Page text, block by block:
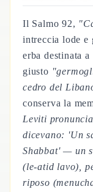
Il Salmo 92,
intreccia lode e
erba destinata
giusto
cedro del
conserva la
Leviti
dicevano: 'Un
Shabbat' — un
(le-atid lavo),
riposo (